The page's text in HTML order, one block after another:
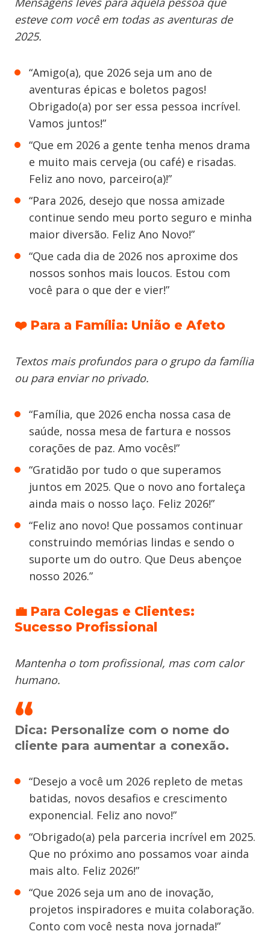
esteve com você em todas as aventuras de
2025.
“Amigo(a), que 2026 seja um ano de
aventuras épicas e boletos pagos!
Obrigado(a) por ser essa pessoa incrível.
Vamos juntos!”
“Que em 2026 a gente tenha menos drama
e muito mais cerveja (ou café) e risadas.
Feliz ano novo, parceiro(a)!”
“Para 2026, desejo que nossa amizade
continue sendo meu porto seguro e minha
maior diversão. Feliz Ano Novo!”
“Que cada dia de 2026 nos aproxime dos
nossos sonhos mais loucos. Estou com
você para o que der e vier!”
❤️ Para a Família: União e Afeto
Textos mais profundos para o grupo da família
ou para enviar no privado.
“Família, que 2026 encha nossa casa de
saúde, nossa mesa de fartura e nossos
corações de paz. Amo vocês!”
“Gratidão por tudo o que superamos
juntos em 2025. Que o novo ano fortaleça
ainda mais o nosso laço. Feliz 2026!”
“Feliz ano novo! Que possamos continuar
construindo memórias lindas e sendo o
suporte um do outro. Que Deus abençoe
nosso 2026.”
💼 Para Colegas e Clientes:
Sucesso Profissional
Mantenha o tom profissional, mas com calor
humano.
Dica: Personalize com o nome do
cliente para aumentar a conexão.
“Desejo a você um 2026 repleto de metas
batidas, novos desafios e crescimento
exponencial. Feliz ano novo!”
“Obrigado(a) pela parceria incrível em 2025.
Que no próximo ano possamos voar ainda
mais alto. Feliz 2026!”
“Que 2026 seja um ano de inovação,
projetos inspiradores e muita colaboração.
Conto com você nesta nova jornada!”